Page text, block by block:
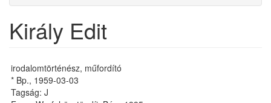
Király Edit
irodalomtörténész, műfordító
* Bp., 1959-03-03
Tagság: J